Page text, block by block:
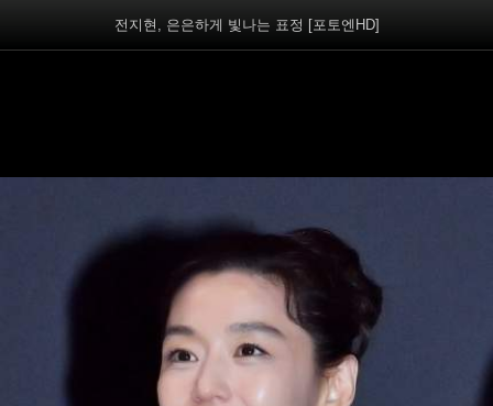
전지현, 은은하게 빛나는 표정 [포토엔HD]